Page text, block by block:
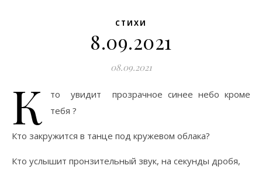
СТИХИ
8.09.2021
08.09.2021
К
то увидит прозрачное синее небо кроме
тебя ?
Кто закружится в танце под кружевом облака?
Кто услышит пронзительный звук, на секунды дробя,